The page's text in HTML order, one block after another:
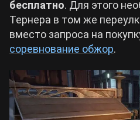
бесплатно. Для этого
Тернера в том же
вместо запроса на
соревнование обжор.